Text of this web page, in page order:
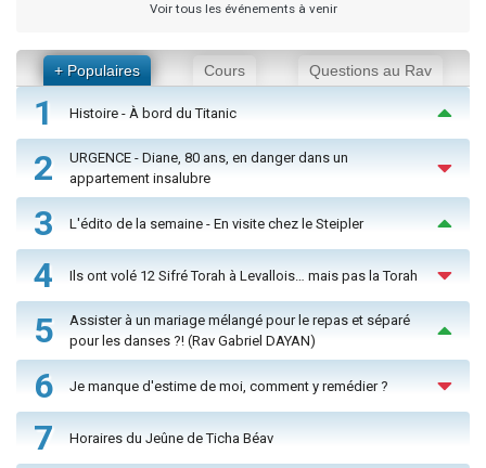
Voir tous les événements à venir
+ Populaires Cours Questions au Rav
1 Histoire - À bord du Titanic
2
URGENCE - Diane, 80 ans, en danger dans un
appartement insalubre
3 L'édito de la semaine - En visite chez le Steipler
4 Ils ont volé 12 Sifré Torah à Levallois… mais pas la Torah
5
Assister à un mariage mélangé pour le repas et séparé
pour les danses ?! (Rav Gabriel DAYAN)
6 Je manque d'estime de moi, comment y remédier ?
7 Horaires du Jeûne de Ticha Béav